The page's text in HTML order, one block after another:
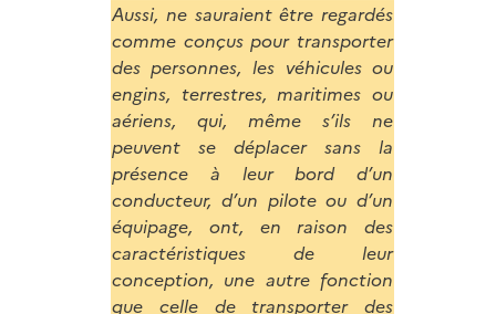
Aussi, ne sauraient être regardés
comme conçus pour transporter
des personnes, les véhicules ou
engins, terrestres, maritimes ou
aériens, qui, même s’ils ne
peuvent se déplacer sans la
présence à leur bord d’un
conducteur, d’un pilote ou d’un
équipage, ont, en raison des
caractéristiques de leur
conception, une autre fonction
que celle de transporter des